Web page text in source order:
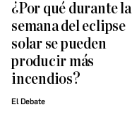
¿Por qué durante la
semana del eclipse
solar se pueden
producir más
incendios?
El Debate